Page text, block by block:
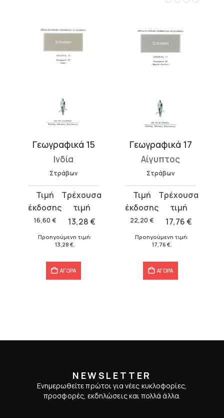
Γεωγραφικά 15
Ινδία
Στράβων
16,60 €
Original
price
was:
13,28€
τρέχουσα
τιμή
13,28 €.
Προηγούμενη τιμή:
13,28 €.
ΑΓΟΡΑ
Γεωγραφικά 17
Αίγυπτος
Στράβων
22,20 €
Original
price
was:
17,76€
τρέχουσα
τιμή
17,76 €.
Προηγούμενη τιμή:
17,76 €.
ΑΓΟΡΑ
NEWSLETTER
Ενημερωθείτε πρώτοι για νέες κυκλοφορίες,
προσφορές, εκδηλώσεις και πολλά άλλα.